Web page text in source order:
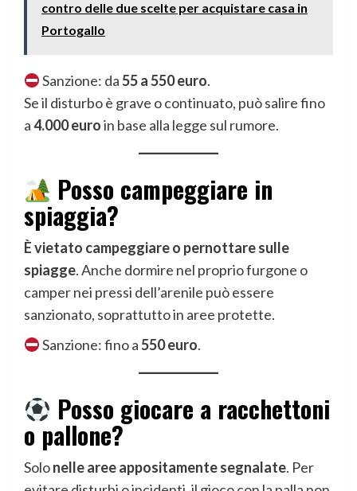
contro delle due scelte per acquistare casa in
Portogallo
Sanzione: da55 a 550 euro.
Se il disturbo è grave o continuato, può salire fino
a4.000 euroin base alla legge sul rumore.
Posso campeggiare in
spiaggia?
È vietato campeggiare o pernottare sulle
spiagge. Anche dormire nel proprio furgone o
camper nei pressi dell’arenile può essere
sanzionato, soprattutto in aree protette.
Sanzione: fino a550 euro.
Posso giocare a racchettoni
o pallone?
Solonelle aree appositamente segnalate. Per